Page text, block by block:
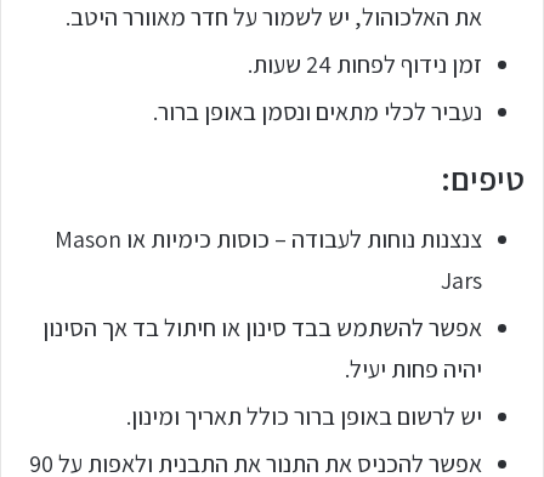
את האלכוהול, יש לשמור על חדר מאוורר היטב.
זמן נידוף לפחות 24 שעות.
נעביר לכלי מתאים ונסמן באופן ברור.
טיפים:
צנצנות נוחות לעבודה – כוסות כימיות או Mason
Jars
אפשר להשתמש בבד סינון או חיתול בד אך הסינון
יהיה פחות יעיל.
יש לרשום באופן ברור כולל תאריך ומינון.
אפשר להכניס את התנור את התבנית ולאפות על 90